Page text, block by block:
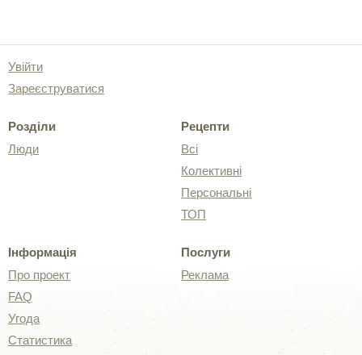
Увійти
Зареєструватися
Розділи
Люди
Рецепти
Всі
Колективні
Персональні
ТОП
Інформація
Про проект
FAQ
Угода
Статистика
Послуги
Реклама